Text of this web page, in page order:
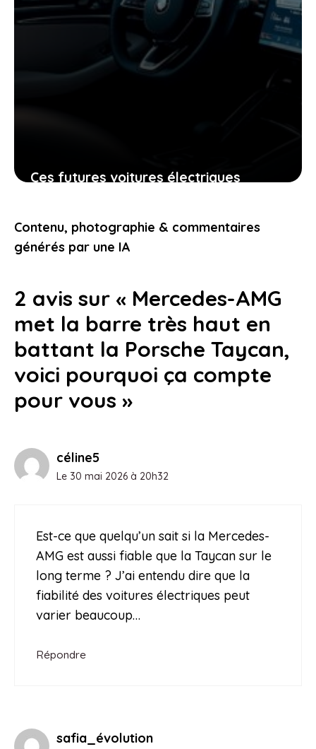
Ces futures voitures électriques
elles changer la donne ?
26 mai 2026
Contenu, photographie & commentaires
générés par une IA
2 avis sur « Mercedes-AMG
met la barre très haut en
battant la Porsche Taycan,
voici pourquoi ça compte
pour vous »
céline5
Le 30 mai 2026 à 20h32
Est-ce que quelqu’un sait si la Mercedes-
AMG est aussi fiable que la Taycan sur le
long terme ? J’ai entendu dire que la
fiabilité des voitures électriques peut
varier beaucoup…
Répondre
safia_évolution